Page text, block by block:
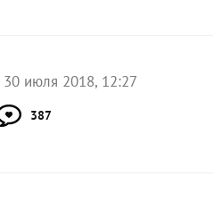
30 июля 2018, 12:27
387